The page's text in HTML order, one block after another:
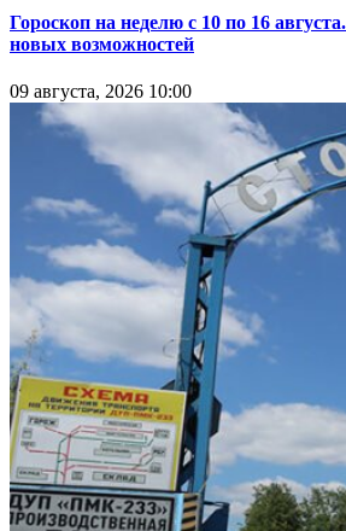
Гороскоп на неделю с 10 по 16
новых возможностей
09 августа, 2026 10:00